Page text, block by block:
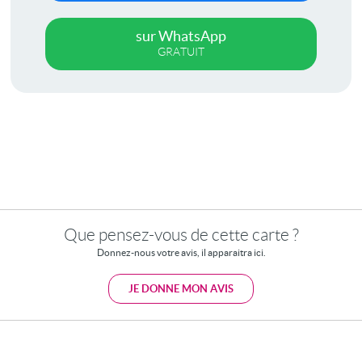
sur WhatsApp
GRATUIT
Que pensez-vous de cette carte ?
Donnez-nous votre avis, il apparaitra ici.
JE DONNE MON AVIS